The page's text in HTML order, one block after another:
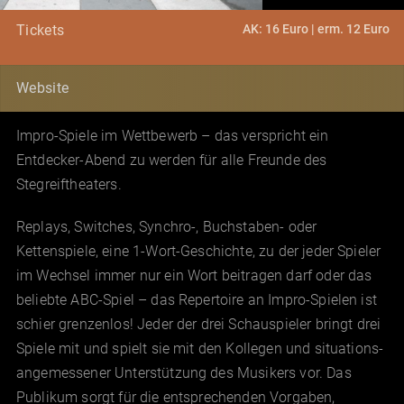
Tickets AK: 16 Euro | erm. 12 Euro
Website
Impro-Spiele im Wettbewerb – das verspricht ein
Entdecker-Abend zu werden für alle Freunde des
Stegreiftheaters.
Replays, Switches, Synchro-, Buchstaben- oder
Kettenspiele, eine 1-Wort-Geschichte, zu der jeder Spieler
im Wechsel immer nur ein Wort beitragen darf oder das
beliebte ABC-Spiel – das Repertoire an Impro-Spielen ist
schier grenzenlos! Jeder der drei Schauspieler bringt drei
Spiele mit und spielt sie mit den Kollegen und situations-
angemessener Unterstützung des Musikers vor. Das
Publikum sorgt für die entsprechenden Vorgaben,